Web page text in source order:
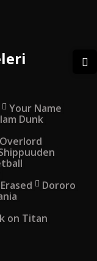
Your Name
Dunk
Overlord
Erased
Dororo
on Titan